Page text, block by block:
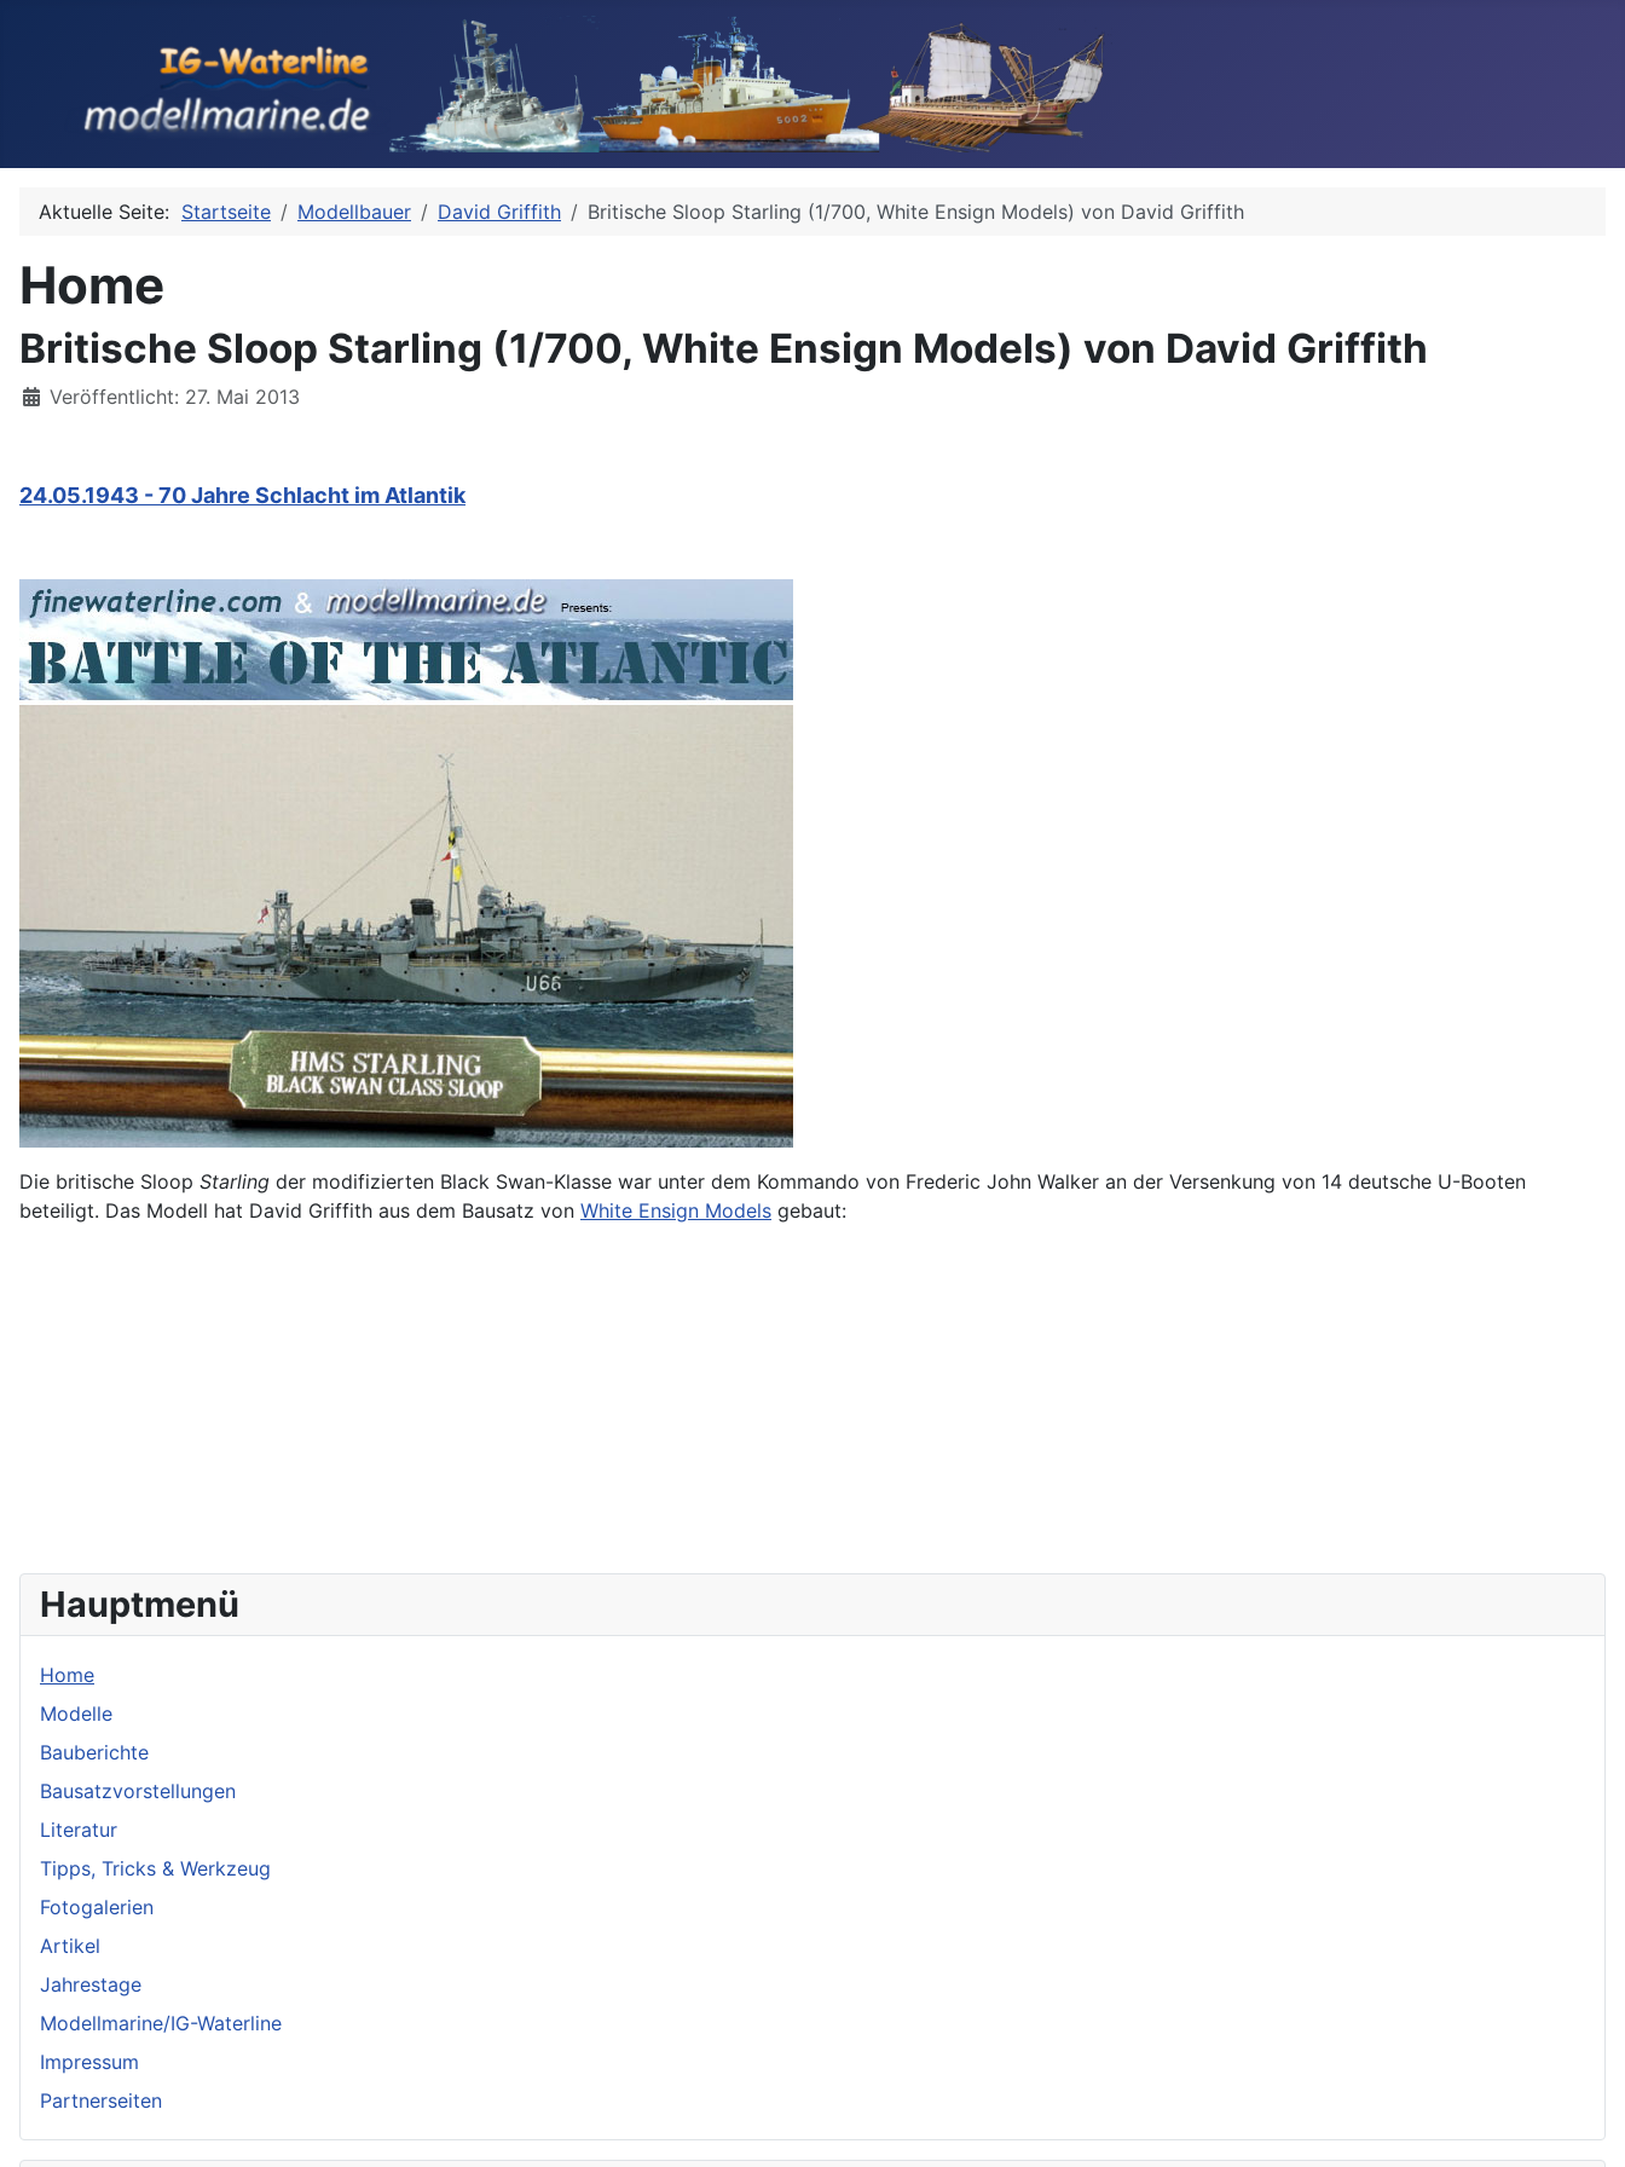
Hauptmenü
Home
Modelle
Bauberichte
Bausatzvorstellungen
Literatur
Tipps, Tricks & Werkzeug
Fotogalerien
Artikel
Jahrestage
Modellmarine/IG-Waterline
Impressum
Partnerseiten
Aktuelle Seite: Startseite Modellbauer David Griffith Britische Sloop Starling (1/700, White Ensign Models) von David Griffith
Home
Britische Sloop Starling (1/700, White Ensign Models) von David Griffith
Details
Veröffentlicht: 27. Mai 2013
24.05.1943 - 70 Jahre Schlacht im Atlantik
Die britische Sloop Starling der modifizierten Black Swan-Klasse war unter dem Kommando von Frederic John Walker an der Versenkung von 14 deutsche U-Booten
beteiligt. Das Modell hat David Griffith aus dem Bausatz von White Ensign Models gebaut: